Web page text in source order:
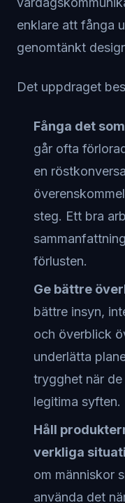
enklare att fånga
genomtänkt
Det uppdraget
Fånga det
går ofta
en
steg. Ett bra
förlusten.
Ge bättre
bättre insyn,
och överblick
underlätta
trygghet när
legitima syften.
Håll
verkliga
om människor
använda det